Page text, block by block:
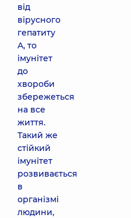
від
вірусного
гепатиту
A, то
імунітет
до
хвороби
збережеться
на все
життя.
Такий же
стійкий
імунітет
розвивається
в
організмі
людини,